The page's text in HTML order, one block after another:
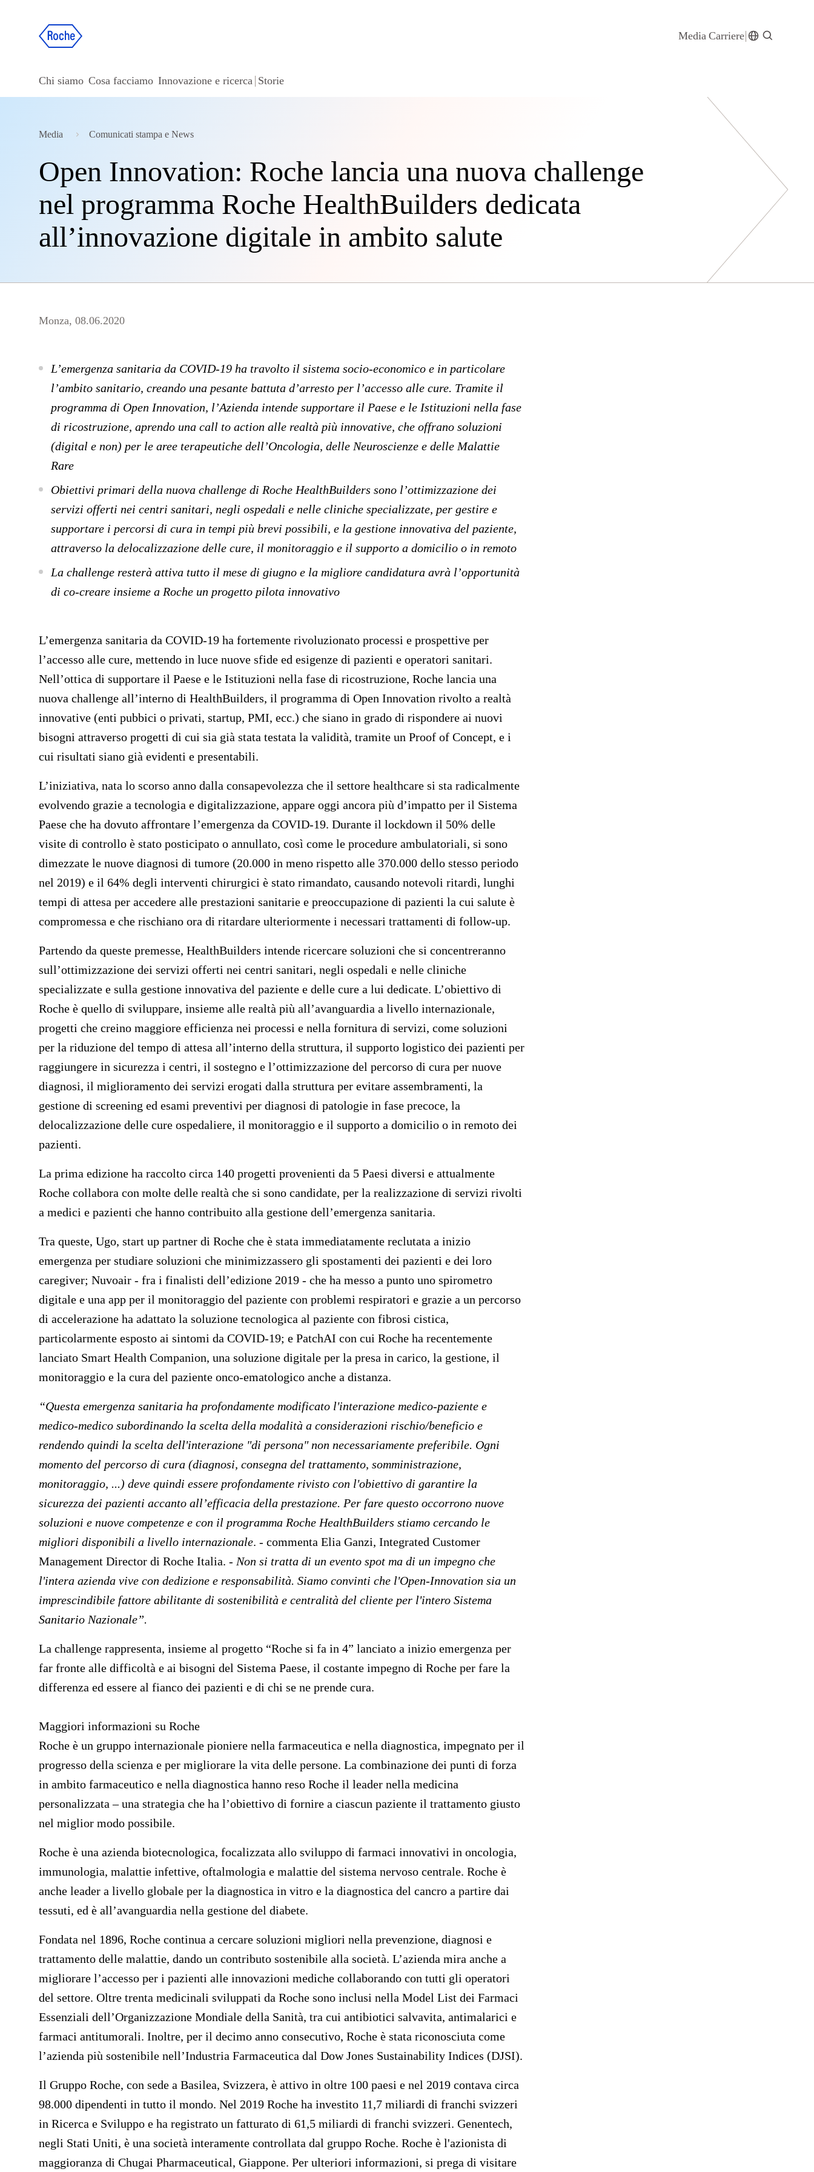
Media Carriere
Chi siamo Cosa facciamo Innovazione e ricerca Storie
Media Comunicati stampa e News
Open Innovation: Roche lancia una nuova challenge
nel programma Roche HealthBuilders dedicata
all’innovazione digitale in ambito salute
Monza, 08.06.2020
L’emergenza sanitaria da COVID-19 ha travolto il sistema socio-economico e in particolare
l’ambito sanitario, creando una pesante battuta d’arresto per l’accesso alle cure. Tramite il
programma di Open Innovation, l’Azienda intende supportare il Paese e le Istituzioni nella fase
di ricostruzione, aprendo una call to action alle realtà più innovative, che offrano soluzioni
(digital e non) per le aree terapeutiche dell’Oncologia, delle Neuroscienze e delle Malattie
Rare
Obiettivi primari della nuova challenge di Roche HealthBuilders sono l’ottimizzazione dei
servizi offerti nei centri sanitari, negli ospedali e nelle cliniche specializzate, per gestire e
supportare i percorsi di cura in tempi più brevi possibili, e la gestione innovativa del paziente,
attraverso la delocalizzazione delle cure, il monitoraggio e il supporto a domicilio o in remoto
La challenge resterà attiva tutto il mese di giugno e la migliore candidatura avrà l’opportunità
di co-creare insieme a Roche un progetto pilota innovativo
L’emergenza sanitaria da COVID-19 ha fortemente rivoluzionato processi e prospettive per
l’accesso alle cure, mettendo in luce nuove sfide ed esigenze di pazienti e operatori sanitari.
Nell’ottica di supportare il Paese e le Istituzioni nella fase di ricostruzione, Roche lancia una
nuova challenge all’interno di HealthBuilders, il programma di Open Innovation rivolto a realtà
innovative (enti pubbici o privati, startup, PMI, ecc.) che siano in grado di rispondere ai nuovi
bisogni attraverso progetti di cui sia già stata testata la validità, tramite un Proof of Concept, e i
cui risultati siano già evidenti e presentabili.
L’iniziativa, nata lo scorso anno dalla consapevolezza che il settore healthcare si sta radicalmente
evolvendo grazie a tecnologia e digitalizzazione, appare oggi ancora più d’impatto per il Sistema
Paese che ha dovuto affrontare l’emergenza da COVID-19. Durante il lockdown il 50% delle
visite di controllo è stato posticipato o annullato, così come le procedure ambulatoriali, si sono
dimezzate le nuove diagnosi di tumore (20.000 in meno rispetto alle 370.000 dello stesso periodo
nel 2019) e il 64% degli interventi chirurgici è stato rimandato, causando notevoli ritardi, lunghi
tempi di attesa per accedere alle prestazioni sanitarie e preoccupazione di pazienti la cui salute è
compromessa e che rischiano ora di ritardare ulteriormente i necessari trattamenti di follow-up.
Partendo da queste premesse, HealthBuilders intende ricercare soluzioni che si concentreranno
sull’ottimizzazione dei servizi offerti nei centri sanitari, negli ospedali e nelle cliniche
specializzate e sulla gestione innovativa del paziente e delle cure a lui dedicate. L’obiettivo di
Roche è quello di sviluppare, insieme alle realtà più all’avanguardia a livello internazionale,
progetti che creino maggiore efficienza nei processi e nella fornitura di servizi, come soluzioni
per la riduzione del tempo di attesa all’interno della struttura, il supporto logistico dei pazienti per
raggiungere in sicurezza i centri, il sostegno e l’ottimizzazione del percorso di cura per nuove
diagnosi, il miglioramento dei servizi erogati dalla struttura per evitare assembramenti, la
gestione di screening ed esami preventivi per diagnosi di patologie in fase precoce, la
delocalizzazione delle cure ospedaliere, il monitoraggio e il supporto a domicilio o in remoto dei
pazienti.
La prima edizione ha raccolto circa 140 progetti provenienti da 5 Paesi diversi e attualmente
Roche collabora con molte delle realtà che si sono candidate, per la realizzazione di servizi rivolti
a medici e pazienti che hanno contribuito alla gestione dell’emergenza sanitaria.
Tra queste, Ugo, start up partner di Roche che è stata immediatamente reclutata a inizio
emergenza per studiare soluzioni che minimizzassero gli spostamenti dei pazienti e dei loro
caregiver; Nuvoair - fra i finalisti dell’edizione 2019 - che ha messo a punto uno spirometro
digitale e una app per il monitoraggio del paziente con problemi respiratori e grazie a un percorso
di accelerazione ha adattato la soluzione tecnologica al paziente con fibrosi cistica,
particolarmente esposto ai sintomi da COVID-19; e PatchAI con cui Roche ha recentemente
lanciato Smart Health Companion, una soluzione digitale per la presa in carico, la gestione, il
monitoraggio e la cura del paziente onco-ematologico anche a distanza.
“Questa emergenza sanitaria ha profondamente modificato l'interazione medico-paziente e
medico-medico subordinando la scelta della modalità a considerazioni rischio/beneficio e
rendendo quindi la scelta dell'interazione "di persona" non necessariamente preferibile. Ogni
momento del percorso di cura (diagnosi, consegna del trattamento, somministrazione,
monitoraggio, ...) deve quindi essere profondamente rivisto con l'obiettivo di garantire la
sicurezza dei pazienti accanto all’efficacia della prestazione. Per fare questo occorrono nuove
soluzioni e nuove competenze e con il programma Roche HealthBuilders stiamo cercando le
migliori disponibili a livello internazionale. - commenta Elia Ganzi, Integrated Customer
Management Director di Roche Italia. - Non si tratta di un evento spot ma di un impegno che
l'intera azienda vive con dedizione e responsabilità. Siamo convinti che l'Open-Innovation sia un
imprescindibile fattore abilitante di sostenibilità e centralità del cliente per l'intero Sistema
Sanitario Nazionale”.
La challenge rappresenta, insieme al progetto “Roche si fa in 4” lanciato a inizio emergenza per
far fronte alle difficoltà e ai bisogni del Sistema Paese, il costante impegno di Roche per fare la
differenza ed essere al fianco dei pazienti e di chi se ne prende cura.
Maggiori informazioni su Roche
Roche è un gruppo internazionale pioniere nella farmaceutica e nella diagnostica, impegnato per il
progresso della scienza e per migliorare la vita delle persone. La combinazione dei punti di forza
in ambito farmaceutico e nella diagnostica hanno reso Roche il leader nella medicina
personalizzata – una strategia che ha l’obiettivo di fornire a ciascun paziente il trattamento giusto
nel miglior modo possibile.
Roche è una azienda biotecnologica, focalizzata allo sviluppo di farmaci innovativi in oncologia,
immunologia, malattie infettive, oftalmologia e malattie del sistema nervoso centrale. Roche è
anche leader a livello globale per la diagnostica in vitro e la diagnostica del cancro a partire dai
tessuti, ed è all’avanguardia nella gestione del diabete.
Fondata nel 1896, Roche continua a cercare soluzioni migliori nella prevenzione, diagnosi e
trattamento delle malattie, dando un contributo sostenibile alla società. L’azienda mira anche a
migliorare l’accesso per i pazienti alle innovazioni mediche collaborando con tutti gli operatori
del settore. Oltre trenta medicinali sviluppati da Roche sono inclusi nella Model List dei Farmaci
Essenziali dell’Organizzazione Mondiale della Sanità, tra cui antibiotici salvavita, antimalarici e
farmaci antitumorali. Inoltre, per il decimo anno consecutivo, Roche è stata riconosciuta come
l’azienda più sostenibile nell’Industria Farmaceutica dal Dow Jones Sustainability Indices (DJSI).
Il Gruppo Roche, con sede a Basilea, Svizzera, è attivo in oltre 100 paesi e nel 2019 contava circa
98.000 dipendenti in tutto il mondo. Nel 2019 Roche ha investito 11,7 miliardi di franchi svizzeri
in Ricerca e Sviluppo e ha registrato un fatturato di 61,5 miliardi di franchi svizzeri. Genentech,
negli Stati Uniti, è una società interamente controllata dal gruppo Roche. Roche è l'azionista di
maggioranza di Chugai Pharmaceutical, Giappone. Per ulteriori informazioni, si prega di visitare